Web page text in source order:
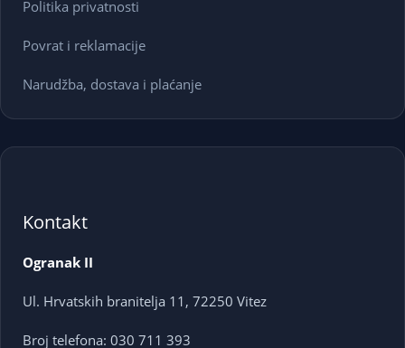
Politika privatnosti
Povrat i reklamacije
Narudžba, dostava i plaćanje
Kontakt
Ogranak II
Ul. Hrvatskih branitelja 11, 72250 Vitez
Broj telefona: 030 711 393